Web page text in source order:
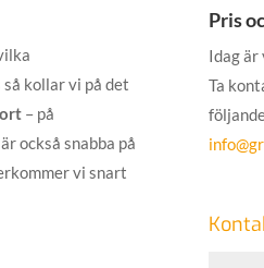
kollar vi på det
– på
också snabba på
vi snart
Pris
Idag är
Ta